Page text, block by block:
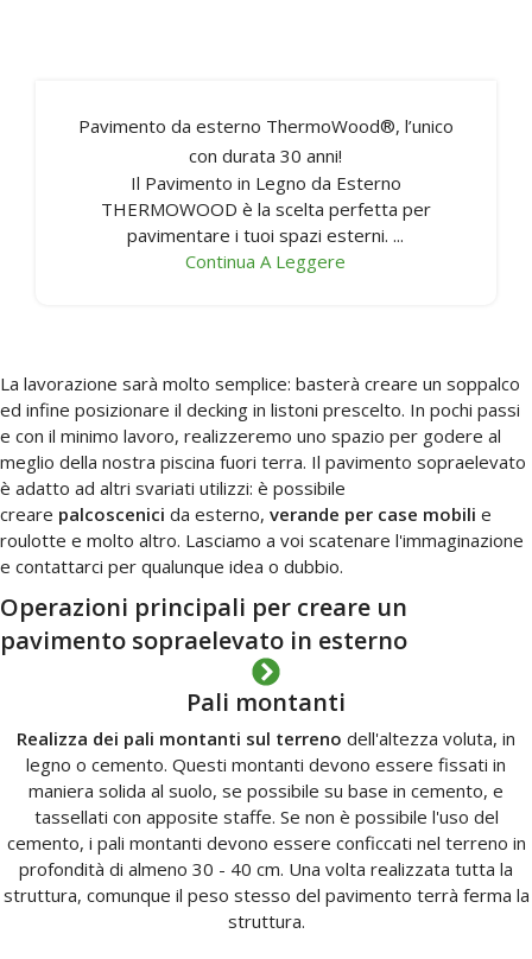
Pavimento da esterno ThermoWood®, l’unico
con durata 30 anni!
Il Pavimento in Legno da Esterno
THERMOWOOD è la scelta perfetta per
pavimentare i tuoi spazi esterni. ...
Continua A Leggere
La lavorazione sarà molto semplice: basterà creare un soppalco
ed infine posizionare il decking in listoni prescelto. In pochi passi
e con il minimo lavoro, realizzeremo uno spazio per godere al
meglio della nostra piscina fuori terra. Il pavimento sopraelevato
è adatto ad altri svariati utilizzi: è possibile
creare palcoscenici da esterno, verande per case mobili e
roulotte e molto altro. Lasciamo a voi scatenare l'immaginazione
e contattarci per qualunque idea o dubbio.
Operazioni principali per creare un
pavimento sopraelevato in esterno
Pali montanti
Realizza dei pali montanti sul terreno dell'altezza voluta, in
legno o cemento. Questi montanti devono essere fissati in
maniera solida al suolo, se possibile su base in cemento, e
tassellati con apposite staffe. Se non è possibile l'uso del
cemento, i pali montanti devono essere conficcati nel terreno in
profondità di almeno 30 - 40 cm. Una volta realizzata tutta la
struttura, comunque il peso stesso del pavimento terrà ferma la
struttura.